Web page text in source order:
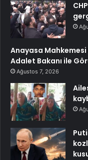
Anayasa
Adalet Bakanı ile
Ağustos 7, 2026